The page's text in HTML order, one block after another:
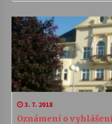
3. 7. 2018
Oznámení o